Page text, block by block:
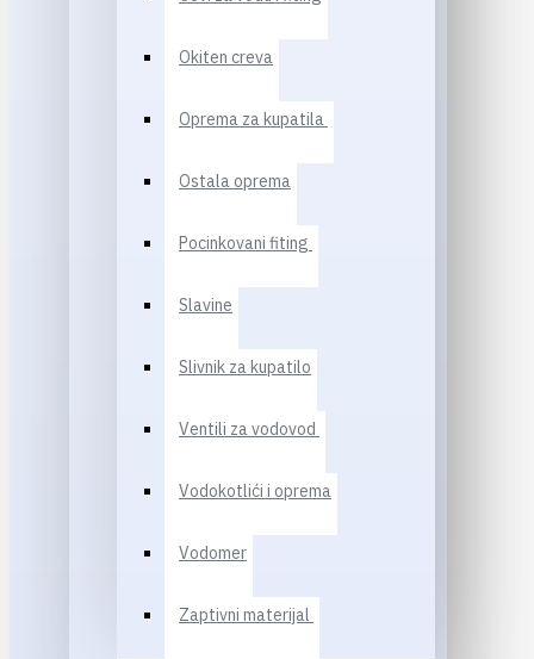
Okiten creva
Oprema za kupatila
Ostala oprema
Pocinkovani fiting
Slavine
Slivnik za kupatilo
Ventili za vodovod
Vodokotlići i oprema
Vodomer
Zaptivni materijal